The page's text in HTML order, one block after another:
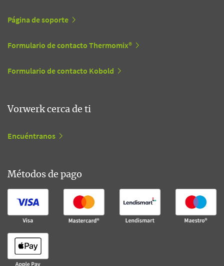
Página de soporte
Formulario de contacto Thermomix®
Formulario de contacto Kobold
Vorwerk cerca de ti
Encuéntranos
Métodos de pago